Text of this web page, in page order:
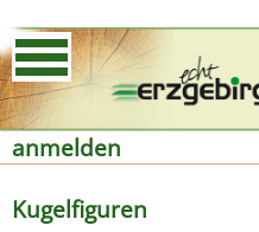
anmelden
Kugelfiguren